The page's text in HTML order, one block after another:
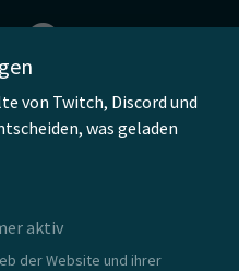
suchst
von Twitch, Discord und
was geladen
aktiv
der Website und ihrer